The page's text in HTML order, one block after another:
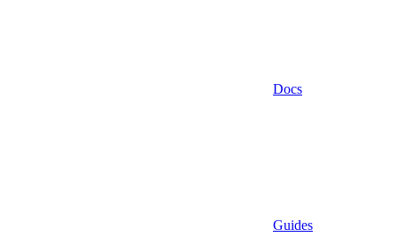
Docs
Guides